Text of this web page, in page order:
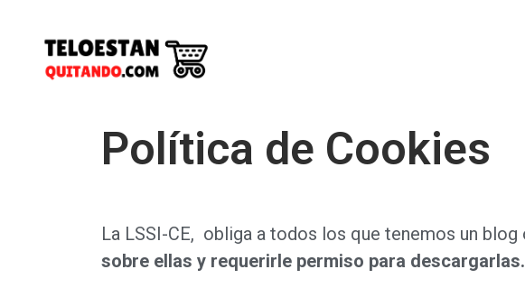
Política de Cookies
La LSSI-CE, obliga a todos los que tenemos un blog
sobre ellas y requerirle permiso para descargarlas.